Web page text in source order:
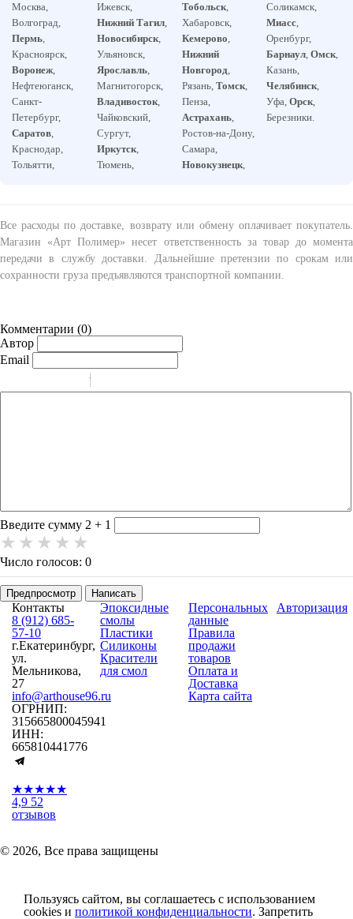
Москва,
Волгоград,
Пермь,
Красноярск,
Воронеж,
Нефтеюганск,
Санкт-
Петербург,
Саратов,
Краснодар,
Тольятти,
Ижевск,
Нижний Тагил,
Новосибирск,
Ульяновск,
Ярославль,
Магнитогорск,
Владивосток,
Чайковский,
Сургут,
Иркутск,
Тюмень,
Тобольск,
Хабаровск,
Кемерово,
Нижний
Новгород,
Рязань, Томск,
Пенза,
Астрахань,
Ростов-на-Дону,
Самара,
Новокузнецк,
Соликамск,
Миасс,
Оренбург,
Барнаул,Омск,
Казань,
Челябинск,
Уфа,Орск,
Березники.
Все расходы по доставке, возврату или обмену оплачивает покупатель.
Магазин «Арт Полимер» несет ответственность за товар до момента
передачи в службу доставки. Дальнейшие претензии по срокам или
сохранности груза предъявляются транспортной компании.
Комментарии (0)
Автор
Email
-
-
-
Введите сумму 2 + 1
Число голосов: 0
Предпросмотр Написать
Контакты
8 (912) 685-
57-10
г.Екатеринбург,
ул.
Мельникова,
27
info@arthouse96.ru
ОГРНИП:
315665800045941
ИНН:
665810441776
★★★★★
4,9 52
отзывов
Эпоксидные
смолы
Пластики
Силиконы
Красители
для смол
Персональных
данные
Правила
продажи
товаров
Оплата и
Доставка
Карта сайта
Авторизация
© 2026, Все права защищены
Пользуясь сайтом, вы соглашаетесь с использованием
cookies и политикой конфиденциальности. Запретить